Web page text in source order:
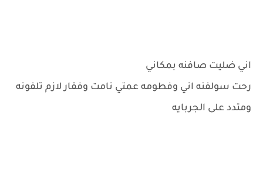
اني ضليت صافنه بمكاني
رحت سولفنه اني وفطومه عمتي نامت وفقار لازم تلفونه
ومتدد على الجربايه